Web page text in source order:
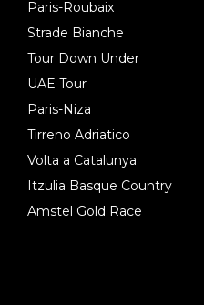
Paris-Roubaix
Strade Bianche
Tour Down Under
UAE Tour
Paris-Niza
Tirreno Adriatico
Volta a Catalunya
Itzulia Basque Country
Amstel Gold Race